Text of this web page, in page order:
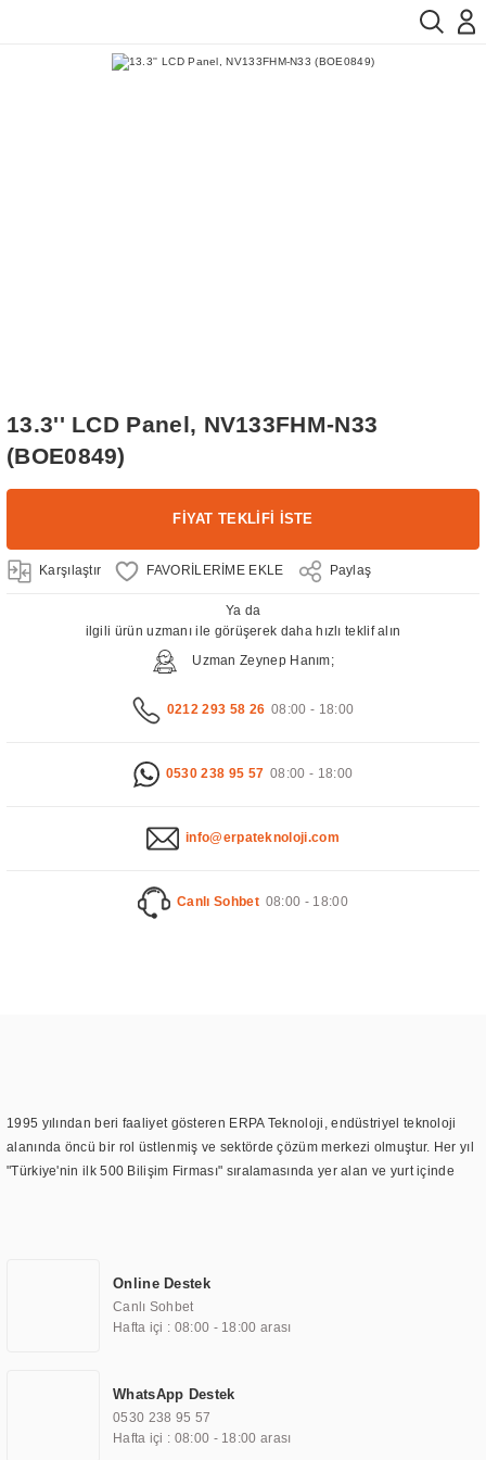
13.3'' LCD Panel, NV133FHM-N33
(BOE0849)
FİYAT TEKLİFİ İSTE
Karşılaştır Paylaş
Ya da
ilgili ürün uzmanı ile görüşerek daha hızlı teklif alın
Uzman Zeynep Hanım;
0212 293 58 26 08:00 - 18:00
0530 238 95 57 08:00 - 18:00
info@erpateknoloji.com
Canlı Sohbet 08:00 - 18:00
1995 yılından beri faaliyet gösteren ERPA Teknoloji, endüstriyel teknoloji
alanında öncü bir rol üstlenmiş ve sektörde çözüm merkezi olmuştur. Her yıl
"Türkiye'nin ilk 500 Bilişim Firması" sıralamasında yer alan ve yurt içinde
TOCHI markası altında kendi ürettiği ürünlerde kullanmıştır. Günümüzde
TOCHI; videowall, digital signage, kiosk, totem, akıllı durak ekranı, araç içi
ekran, asansör ekranı, digital menüboard, marin ekran, medikal ekran,
ekranları, endüstriyel ekranlar, kapı önü bilgi ekranları, panel PC,
endüstriyel Panel PC, mini PC, endüstriyel mini PC ve akıllı bina sistemleri
gibi çözümleri 4.5" ile 110” boyutları arasında üretebilirken, ayrıca standart
Online Destek
Canlı Sohbet
Hafta içi : 08:00 - 18:00 arası
WhatsApp Destek
0530 238 95 57
Hafta içi : 08:00 - 18:00 arası